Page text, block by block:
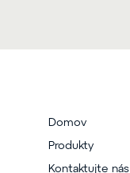
Domov
Produkty
Kontaktujte nás